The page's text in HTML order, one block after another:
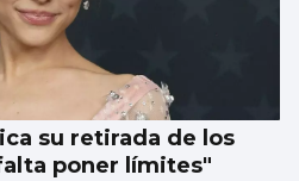
su retirada de los
poner límites"